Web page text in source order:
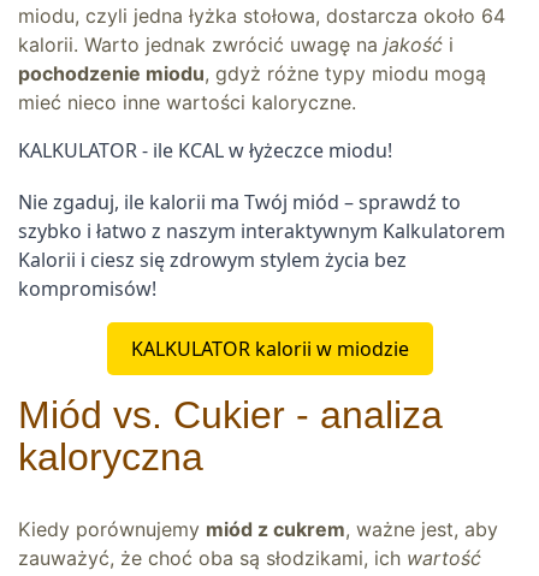
miodu, czyli jedna łyżka stołowa, dostarcza około 64
kalorii. Warto jednak zwrócić uwagę na jakość i
pochodzenie miodu, gdyż różne typy miodu mogą
mieć nieco inne wartości kaloryczne.
KALKULATOR - ile KCAL w łyżeczce miodu!
Nie zgaduj, ile kalorii ma Twój miód – sprawdź to
szybko i łatwo z naszym interaktywnym Kalkulatorem
Kalorii i ciesz się zdrowym stylem życia bez
kompromisów!
KALKULATOR kalorii w miodzie
Miód vs. Cukier - analiza
kaloryczna
Kiedy porównujemy miód z cukrem, ważne jest, aby
zauważyć, że choć oba są słodzikami, ich wartość